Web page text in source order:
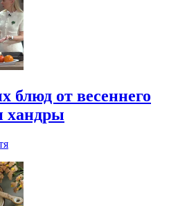
блюд от весеннего
хандры